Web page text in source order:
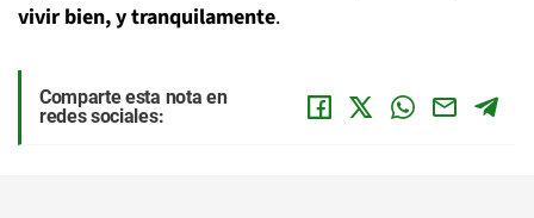
vivir bien, y tranquilamente.
Comparte esta nota en
redes sociales: